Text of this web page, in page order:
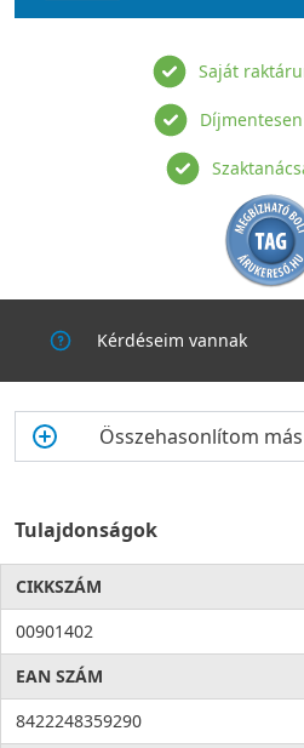
Saját
Kérdéseim vannak
Összehasonlítom
Tulajdonságok
CIKKSZÁM
00901402
EAN SZÁM
8422248359290